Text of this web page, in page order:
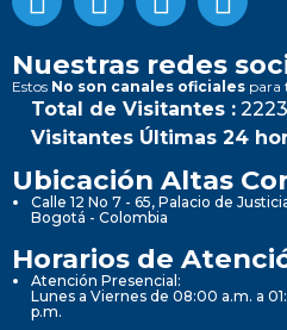
Nuestras redes
Estos No son canales oficiales para
Total de Visitantes :
Visitantes Últimas 24
Ubicación Altas
Calle 12 No 7 - 65, Palacio de
Bogotá - Colombia
Horarios de
Atención Presencial:
Lunes a Viernes de 08:00 a.m. a
p.m.